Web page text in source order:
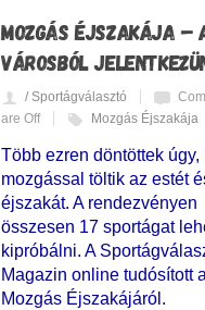
MOZGÁS ÉJSZAKÁJA –
VÁROSBÓL
/ Sportágválasztó
are Off
Mozgás Éjszakája
Több ezren döntöttek úgy,
mozgással töltik az estét
éjszakát. A rendezvényen
összesen 17 sportágat
kipróbálni. A
Magazin online tudósított a
Mozgás Éjszakájáról.